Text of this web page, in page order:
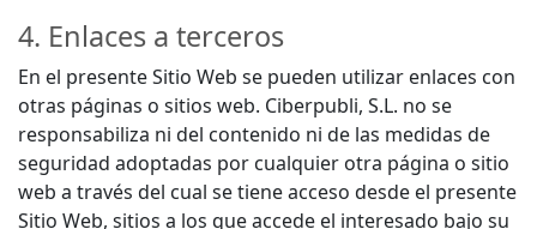
4. Enlaces a terceros
En el presente Sitio Web se pueden utilizar enlaces con
otras páginas o sitios web. Ciberpubli, S.L. no se
responsabiliza ni del contenido ni de las medidas de
seguridad adoptadas por cualquier otra página o sitio
web a través del cual se tiene acceso desde el presente
Sitio Web, sitios a los que accede el interesado bajo su